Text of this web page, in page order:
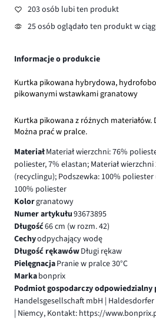
203 osób lubi ten produkt
25 osób oglądało ten produkt w
Informacje o produkcie
Kurtka pikowana hybrydowa,
pikowanymi wstawkami granatowy
Kurtka pikowana z różnych materiałów.
Można prać w pralce.
MateriałMateriał wierzchni: 76%
poliester, 7% elastan; Materiał
(recyclingu); Podszewka: 100%
100% poliester
Kolorgranatowy
Numer artykułu93673895
Długość66 cm (w rozm. 42)
Cechyodpychający wodę
Długość rękawówDługi rękaw
PielęgnacjaPranie w pralce 30°C
Markabonprix
Podmiot gospodarczy odpowiedzialny
Handelsgesellschaft mbH |
| Niemcy, Kontakt: https://